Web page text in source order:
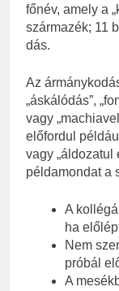
főnév, amely a
származék; 11
dás.
Az
„áskálódás”,
vagy
előfordul
vagy „áldozatul
példamondat a
A
ha
Nem
próbál
A